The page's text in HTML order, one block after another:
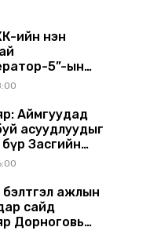
ийн нэн
5”-ын
Аймгуудад
асуудлуудыг
Засгийн
бэлтгэл ажлын
сайд
Дорноговь